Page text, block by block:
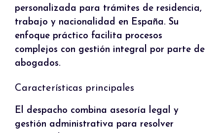
personalizada para trámites de residencia,
trabajo y nacionalidad en España. Su
enfoque práctico facilita procesos
complejos con gestión integral por parte de
abogados.
Características principales
El despacho combina asesoría legal y
gestión administrativa para resolver